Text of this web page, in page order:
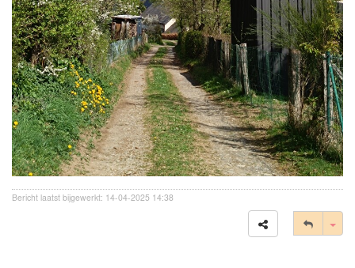
Bericht laatst bijgewerkt: 14-04-2025 14:38